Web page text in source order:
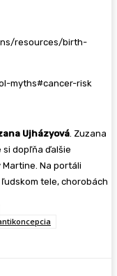
resources/birth-
myths#cancer-risk
Ujházyová. Zuzana
si dopľňa ďalšie
Na portáli
tele, chorobách